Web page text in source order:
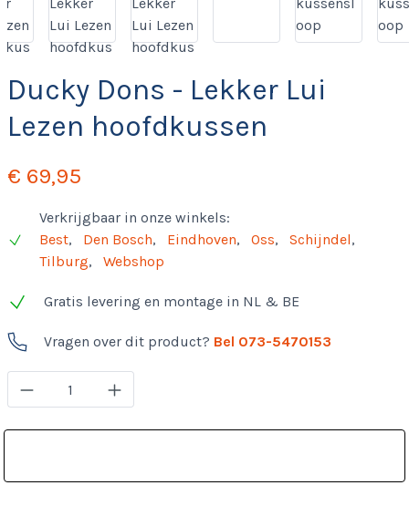
Ducky Dons - Lekker Lui
Lezen hoofdkussen
€ 69,95
Verkrijgbaar in onze winkels:
Best, Den Bosch, Eindhoven, Oss, Schijndel,
Tilburg, Webshop
Gratis levering en montage in NL & BE
Vragen over dit product? Bel 073-5470153
Producthoeveelheid: Voer de gewenste